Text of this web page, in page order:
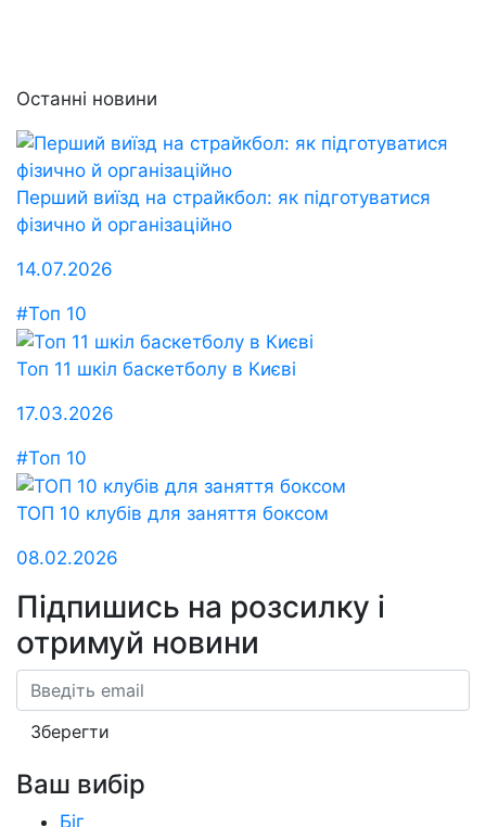
Останні новини
Перший виїзд на страйкбол: як підготуватися
фізично й організаційно
14.07.2026
#Топ 10
Топ 11 шкіл баскетболу в Києві
17.03.2026
#Топ 10
ТОП 10 клубів для заняття боксом
08.02.2026
Підпишись на розсилку і
отримуй новини
Email
Зберегти
Ваш вибір
Біг